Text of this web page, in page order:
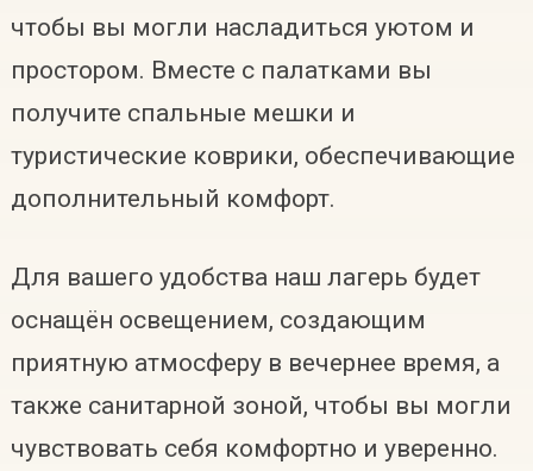
чтобы вы могли насладиться уютом и
простором. Вместе с палатками вы
получите спальные мешки и
туристические коврики, обеспечивающие
дополнительный комфорт.
Для вашего удобства наш лагерь будет
оснащён освещением, создающим
приятную атмосферу в вечернее время, а
также санитарной зоной, чтобы вы могли
чувствовать себя комфортно и уверенно.